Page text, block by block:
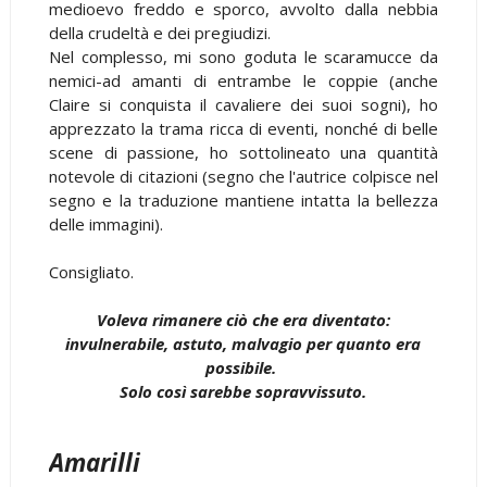
medioevo freddo e sporco, avvolto dalla nebbia
della crudeltà e dei pregiudizi.
Nel complesso, mi sono goduta le scaramucce da
nemici-ad amanti di entrambe le coppie (anche
Claire si conquista il cavaliere dei suoi sogni), ho
apprezzato la trama ricca di eventi, nonché di belle
scene di passione, ho sottolineato una quantità
notevole di citazioni (segno che l'autrice colpisce nel
segno e la traduzione mantiene intatta la bellezza
delle immagini).
Consigliato.
Voleva rimanere ciò che era diventato:
invulnerabile, astuto, malvagio per quanto era
possibile.
Solo così sarebbe sopravvissuto.
Amarilli